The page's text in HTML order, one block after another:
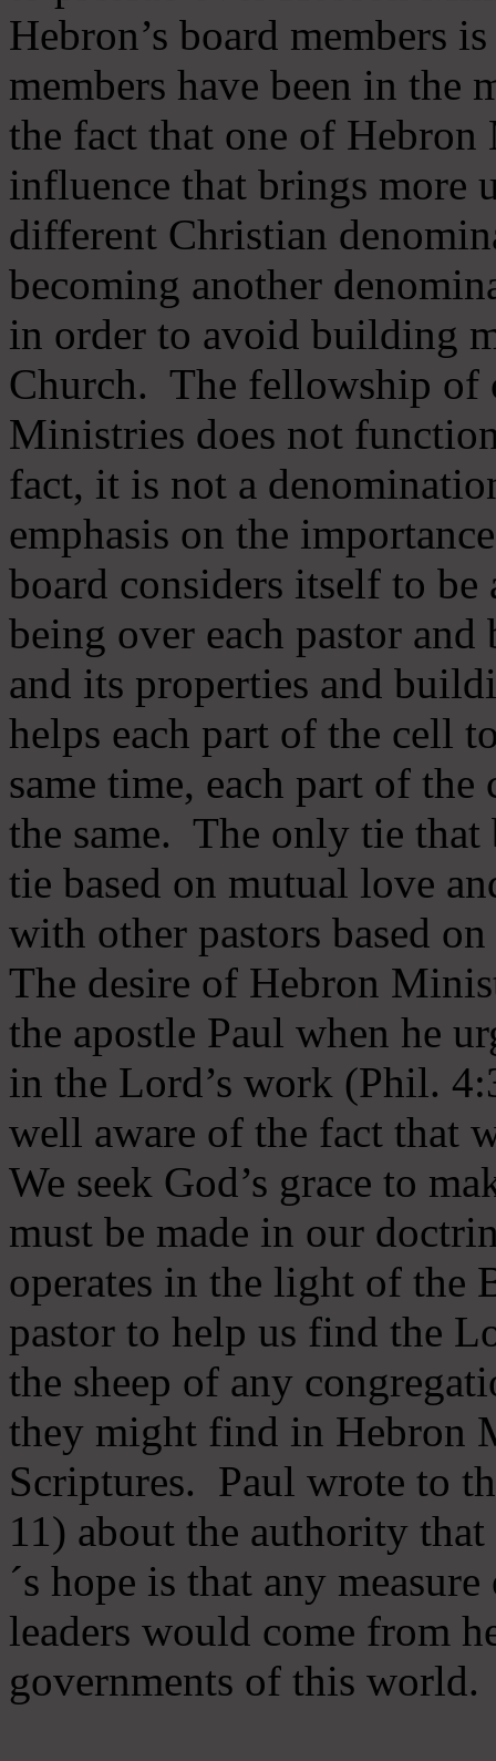
Hebron’s board members
members have been in
the fact that one of
influence that brings more
different Christian
becoming another
in order to avoid building
Church. The fellowship of
Ministries does not
fact, it is not a
emphasis on the
board considers itself to be
being over each pastor
and its properties and
helps each part of the cell
same time, each part of
the same. The only tie that
tie based on mutual love
with other pastors based
The desire of Hebron
the apostle Paul when he
in the Lord’s work (Phil.
well aware of the fact that
We seek God’s grace to
must be made in our
operates in the light of the
pastor to help us find the
the sheep of any
they might find in Hebron
Scriptures. Paul wrote to
11) about the authority
´s hope is that any
leaders would come from
governments of this world.